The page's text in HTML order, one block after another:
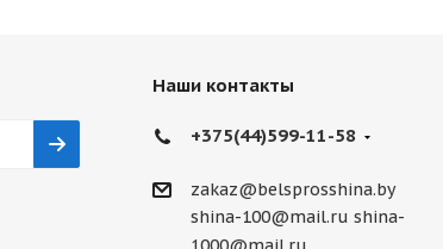
Наши контакты
+375(44)599-11-58
zakaz@belsprosshina.by
shina-100@mail.ru shina-